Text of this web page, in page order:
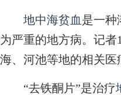
地中海贫血是一种
为严重的地方病。记
海、河池等地的相关
“去铁酮片”是治疗